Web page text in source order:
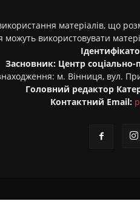
матеріалів, що
можуть використовувати
Засновник: Центр
м. Вінниця, вул.
Головний редактор
Контактний Email: